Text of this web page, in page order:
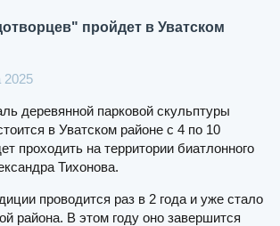
пройдет в Уватском
2025
деревянной парковой скульптуры
в Уватском районе с 4 по 10
проходить на территории биатлонного
Тихонова.
проводится раз в 2 года и уже стало
района. В этом году оно завершится